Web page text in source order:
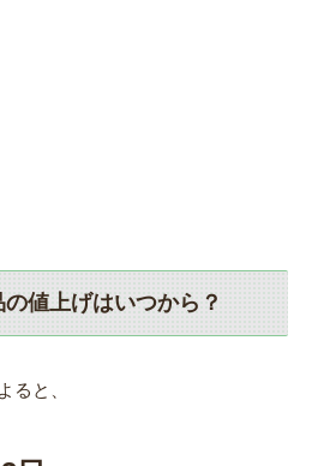
値上げはいつから？
ると、